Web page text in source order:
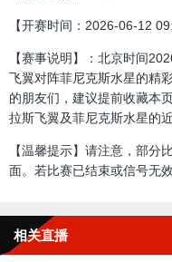
【开赛时间：2026-06-12
【赛事说明】：北京时间
飞翼对阵菲尼克斯水星的精
的朋友们，建议提前收藏本
拉斯飞翼及菲尼克斯水星的
【温馨提示】请注意，部分
面。若比赛已结束或信号无
相关直播